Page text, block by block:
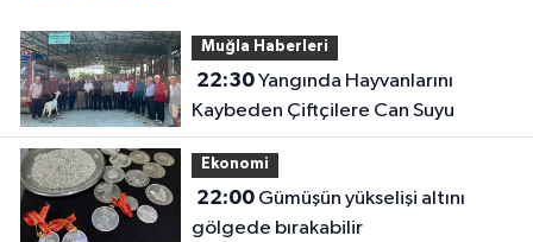
Muğla Haberleri
22:30Yangında Hayvanlarını
Kaybeden Çiftçilere Can Suyu
Ekonomi
22:00Gümüşün yükselişi altını
gölgede bırakabilir